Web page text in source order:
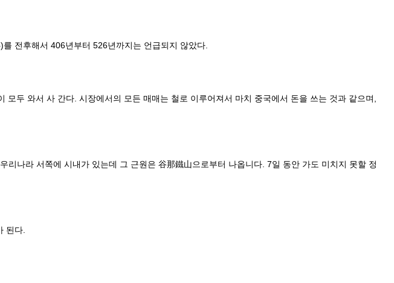
전후해서 406년부터 526년까지는 언급되지 않았다.
두 와서 사 간다. 시장에서의 모든 매매는 철로 이루어져서 마치 중국에서 돈을 쓰는 것과 같으며,
나라 서쪽에 시내가 있는데 그 근원은 谷那鐵山으로부터 나옵니다. 7일 동안 가도 미치지 못할 정
된다.